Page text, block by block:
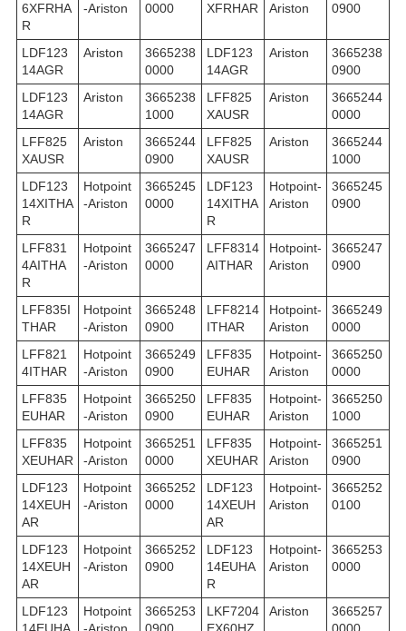
6XFRHA
R
-Ariston
0000
XFRHAR
Ariston
0900
LDF123
14AGR
Ariston
3665238
0000
LDF123
14AGR
Ariston
3665238
0900
LDF123
14AGR
Ariston
3665238
1000
LFF825
XAUSR
Ariston
3665244
0000
LFF825
XAUSR
Ariston
3665244
0900
LFF825
XAUSR
Ariston
3665244
1000
LDF123
14XITHA
R
Hotpoint
-Ariston
3665245
0000
LDF123
14XITHA
R
Hotpoint-
Ariston
3665245
0900
LFF831
4AITHA
R
Hotpoint
-Ariston
3665247
0000
LFF8314
AITHAR
Hotpoint-
Ariston
3665247
0900
LFF835I
THAR
Hotpoint
-Ariston
3665248
0900
LFF8214
ITHAR
Hotpoint-
Ariston
3665249
0000
LFF821
4ITHAR
Hotpoint
-Ariston
3665249
0900
LFF835
EUHAR
Hotpoint-
Ariston
3665250
0000
LFF835
EUHAR
Hotpoint
-Ariston
3665250
0900
LFF835
EUHAR
Hotpoint-
Ariston
3665250
1000
LFF835
XEUHAR
Hotpoint
-Ariston
3665251
0000
LFF835
XEUHAR
Hotpoint-
Ariston
3665251
0900
LDF123
14XEUH
AR
Hotpoint
-Ariston
3665252
0000
LDF123
14XEUH
AR
Hotpoint-
Ariston
3665252
0100
LDF123
14XEUH
AR
Hotpoint
-Ariston
3665252
0900
LDF123
14EUHA
R
Hotpoint-
Ariston
3665253
0000
LDF123
Hotpoint
3665253
LKF7204
Ariston
3665257